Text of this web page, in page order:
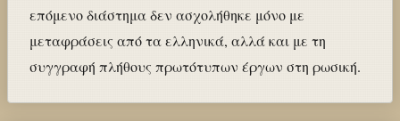
επόμενο διάστημα δεν ασχολήθηκε μόνο με
μεταφράσεις από τα ελληνικά, αλλά και με τη
συγγραφή πλήθους πρωτότυπων έργων στη ρωσική.